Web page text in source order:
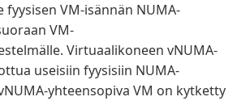
fyysisen VM-isännän NUMA-
VM-
Virtuaalikoneen vNUMA-
useisiin fyysisiin NUMA-
yhteensopiva VM on kytketty